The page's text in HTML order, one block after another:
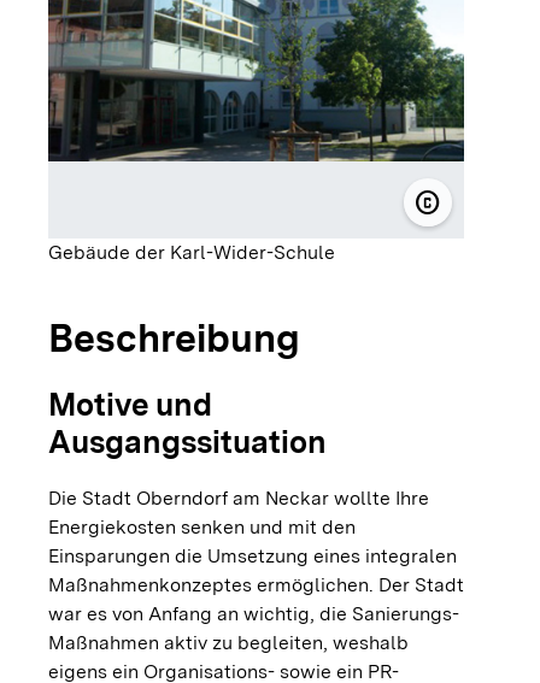
copyright© Stadt
Gebäude der Karl-Wider-Schule
Beschreibung
Motive und
Ausgangssituation
Die Stadt Oberndorf am Neckar wollte Ihre
Energiekosten senken und mit den
Einsparungen die Umsetzung eines integralen
Maßnahmenkonzeptes ermöglichen. Der Stadt
war es von Anfang an wichtig, die Sanierungs-
Maßnahmen aktiv zu begleiten, weshalb
eigens ein Organisations- sowie ein PR-